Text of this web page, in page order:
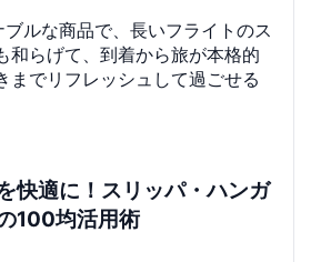
ルな商品で、長いフライトのス
和らげて、到着から旅が本格的
までリフレッシュして過ごせる
快適に！スリッパ・ハンガ
100均活用術